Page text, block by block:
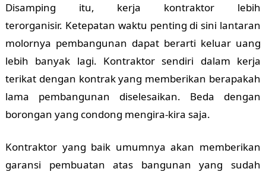
Disamping itu, kerja kontraktor lebih
terorganisir. Ketepatan waktu penting di sini lantaran
molornya pembangunan dapat berarti keluar uang
lebih banyak lagi. Kontraktor sendiri dalam kerja
terikat dengan kontrak yang memberikan berapakah
lama pembangunan diselesaikan. Beda dengan
borongan yang condong mengira-kira saja.
Kontraktor yang baik umumnya akan memberikan
garansi pembuatan atas bangunan yang sudah